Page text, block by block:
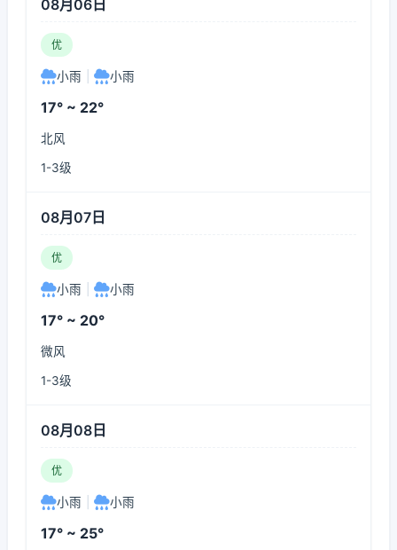
08月06日
优
小雨 小雨
17° ~ 22°
北风
1-3级
08月07日
优
小雨 小雨
17° ~ 20°
微风
1-3级
08月08日
优
小雨 小雨
17° ~ 25°